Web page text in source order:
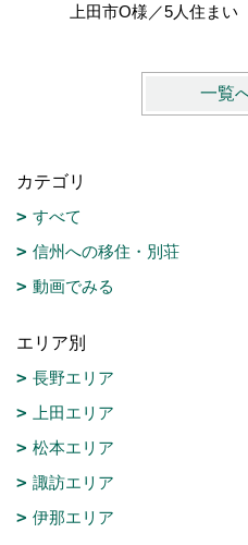
上田市O様／5人住まい
一覧
カテゴリ
すべて
信州への移住・別荘
動画でみる
エリア別
長野エリア
上田エリア
松本エリア
諏訪エリア
伊那エリア